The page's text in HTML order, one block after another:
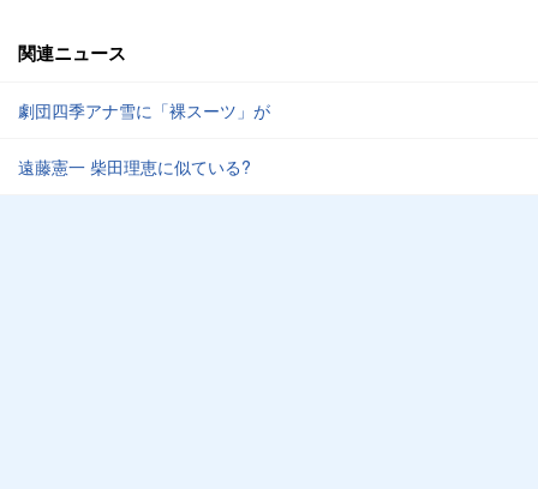
関連ニュース
劇団四季アナ雪に「裸スーツ」が
遠藤憲一 柴田理恵に似ている?